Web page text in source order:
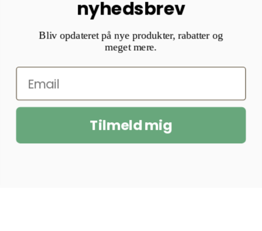
nyhedsbrev
Bliv opdateret på nye produkter, rabatter og
meget mere.
Tilmeld mig